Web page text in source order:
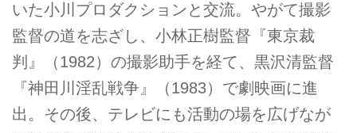
いた小川プロダクションと交流。やがて撮影
監督の道を志ざし、小林正樹監督『東京裁
判』（1982）の撮影助手を経て、黒沢清監督
『神田川淫乱戦争』（1983）で劇映画に進
出。その後、テレビにも活動の場を広げなが